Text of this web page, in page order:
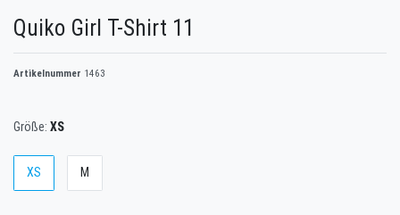
Quiko Girl T-Shirt 11
Artikelnummer 1463
Größe: XS
XS M